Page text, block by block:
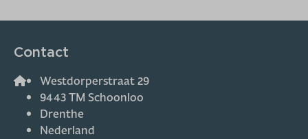
Contact
Westdorperstraat 29
9443 TM Schoonloo
Drenthe
Nederland